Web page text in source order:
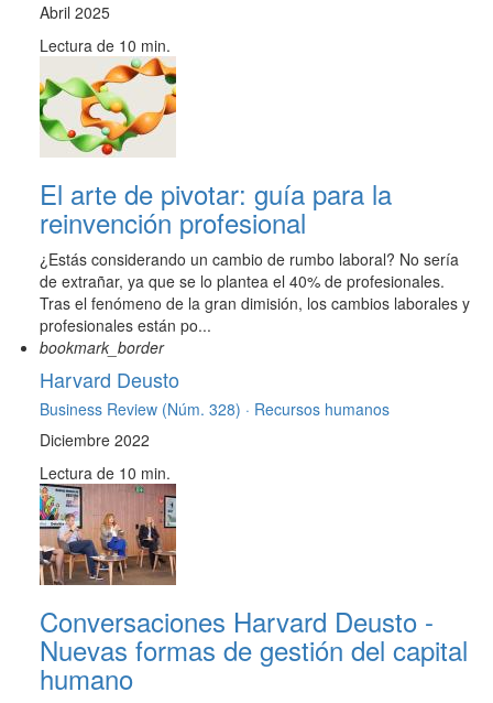
Abril 2025
Lectura de 10 min.
El arte de pivotar: guía para la
reinvención profesional
¿Estás considerando un cambio de rumbo laboral? No sería
de extrañar, ya que se lo plantea el 40% de profesionales.
Tras el fenómeno de la gran dimisión, los cambios laborales y
profesionales están po...
bookmark_border
Harvard Deusto
Business Review (Núm. 328) · Recursos humanos
Diciembre 2022
Lectura de 10 min.
Conversaciones Harvard Deusto -
Nuevas formas de gestión del capital
humano